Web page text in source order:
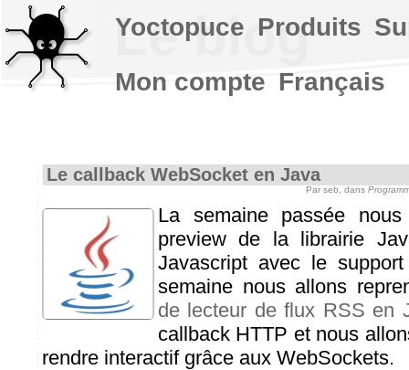
Le blog
Le callback WebSocket en Java
Par seb, dans
La semaine passée
preview de la librairie
Javascript avec le
semaine nous allons
de lecteur de flux RSS en
callback HTTP et nous
rendre interactif grâce aux WebSockets.
Yoctopuce Produits
Mon compte Français